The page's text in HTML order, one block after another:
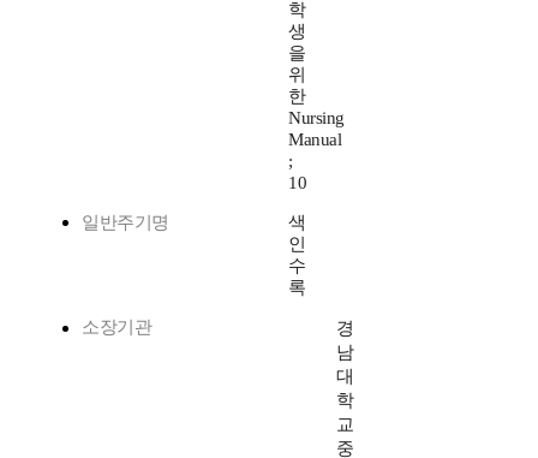
학
생
을
위
한
Nursing
Manual
;
10
일반주기명
색
인
수
록
소장기관
경
남
대
학
교
중